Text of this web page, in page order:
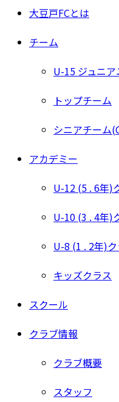
大豆戸FCとは
チーム
U-15 ジュニア
トップチーム
シニアチーム
アカデミー
U-12 (5 . 6年)
U-10 (3 . 4年)
U-8 (1 . 2年)
キッズクラス
スクール
クラブ情報
クラブ概要
スタッフ